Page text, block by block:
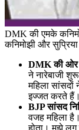
DMK की एमके
कनिमोझी और
DMK की ओर
ने नारेबाजी
महिला
इज्जत करते हैं।
BJP सांसद
वजह महिला